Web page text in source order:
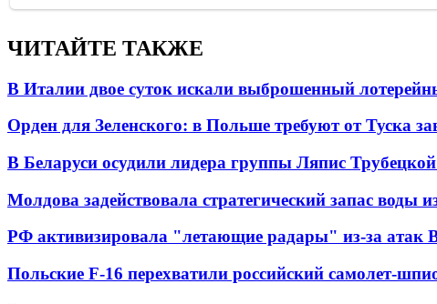
ЧИТАЙТЕ ТАКЖЕ
В Италии двое суток искали выброшенный
Орден для Зеленского: в Польше требуют от Туска
В Беларуси осудили лидера группы Ляпис
Молдова задействовала стратегический запас воды
РФ активизировала "летающие радары" из-за атак
Польские F-16 перехватили российский самолет-